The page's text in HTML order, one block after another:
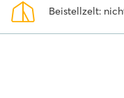
Beistellzelt: